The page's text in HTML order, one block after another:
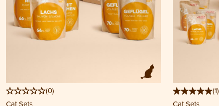
(0)
Cat Sets
(1)
Cat Sets